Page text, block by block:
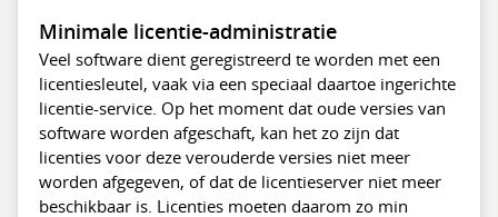
Minimale licentie-administratie
Veel software dient geregistreerd te worden met een
licentiesleutel, vaak via een speciaal daartoe ingerichte
licentie-service. Op het moment dat oude versies van
software worden afgeschaft, kan het zo zijn dat
licenties voor deze verouderde versies niet meer
worden afgegeven, of dat de licentieserver niet meer
beschikbaar is. Licenties moeten daarom zo min